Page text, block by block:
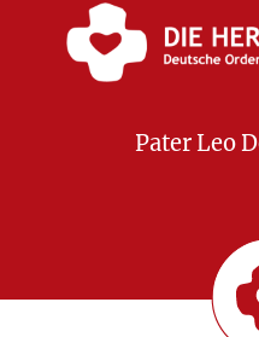
Pater Leo